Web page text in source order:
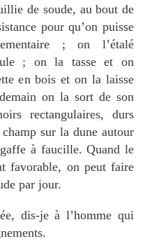
de soude, au bout de
pour qu’on puisse
; on l’étalé
; on la tasse et on
en bois et on la laisse
on la sort de son
rectangulaires, durs
sur la dune autour
à faucille. Quand le
favorable, on peut faire
par jour.
dis-je à l’homme qui